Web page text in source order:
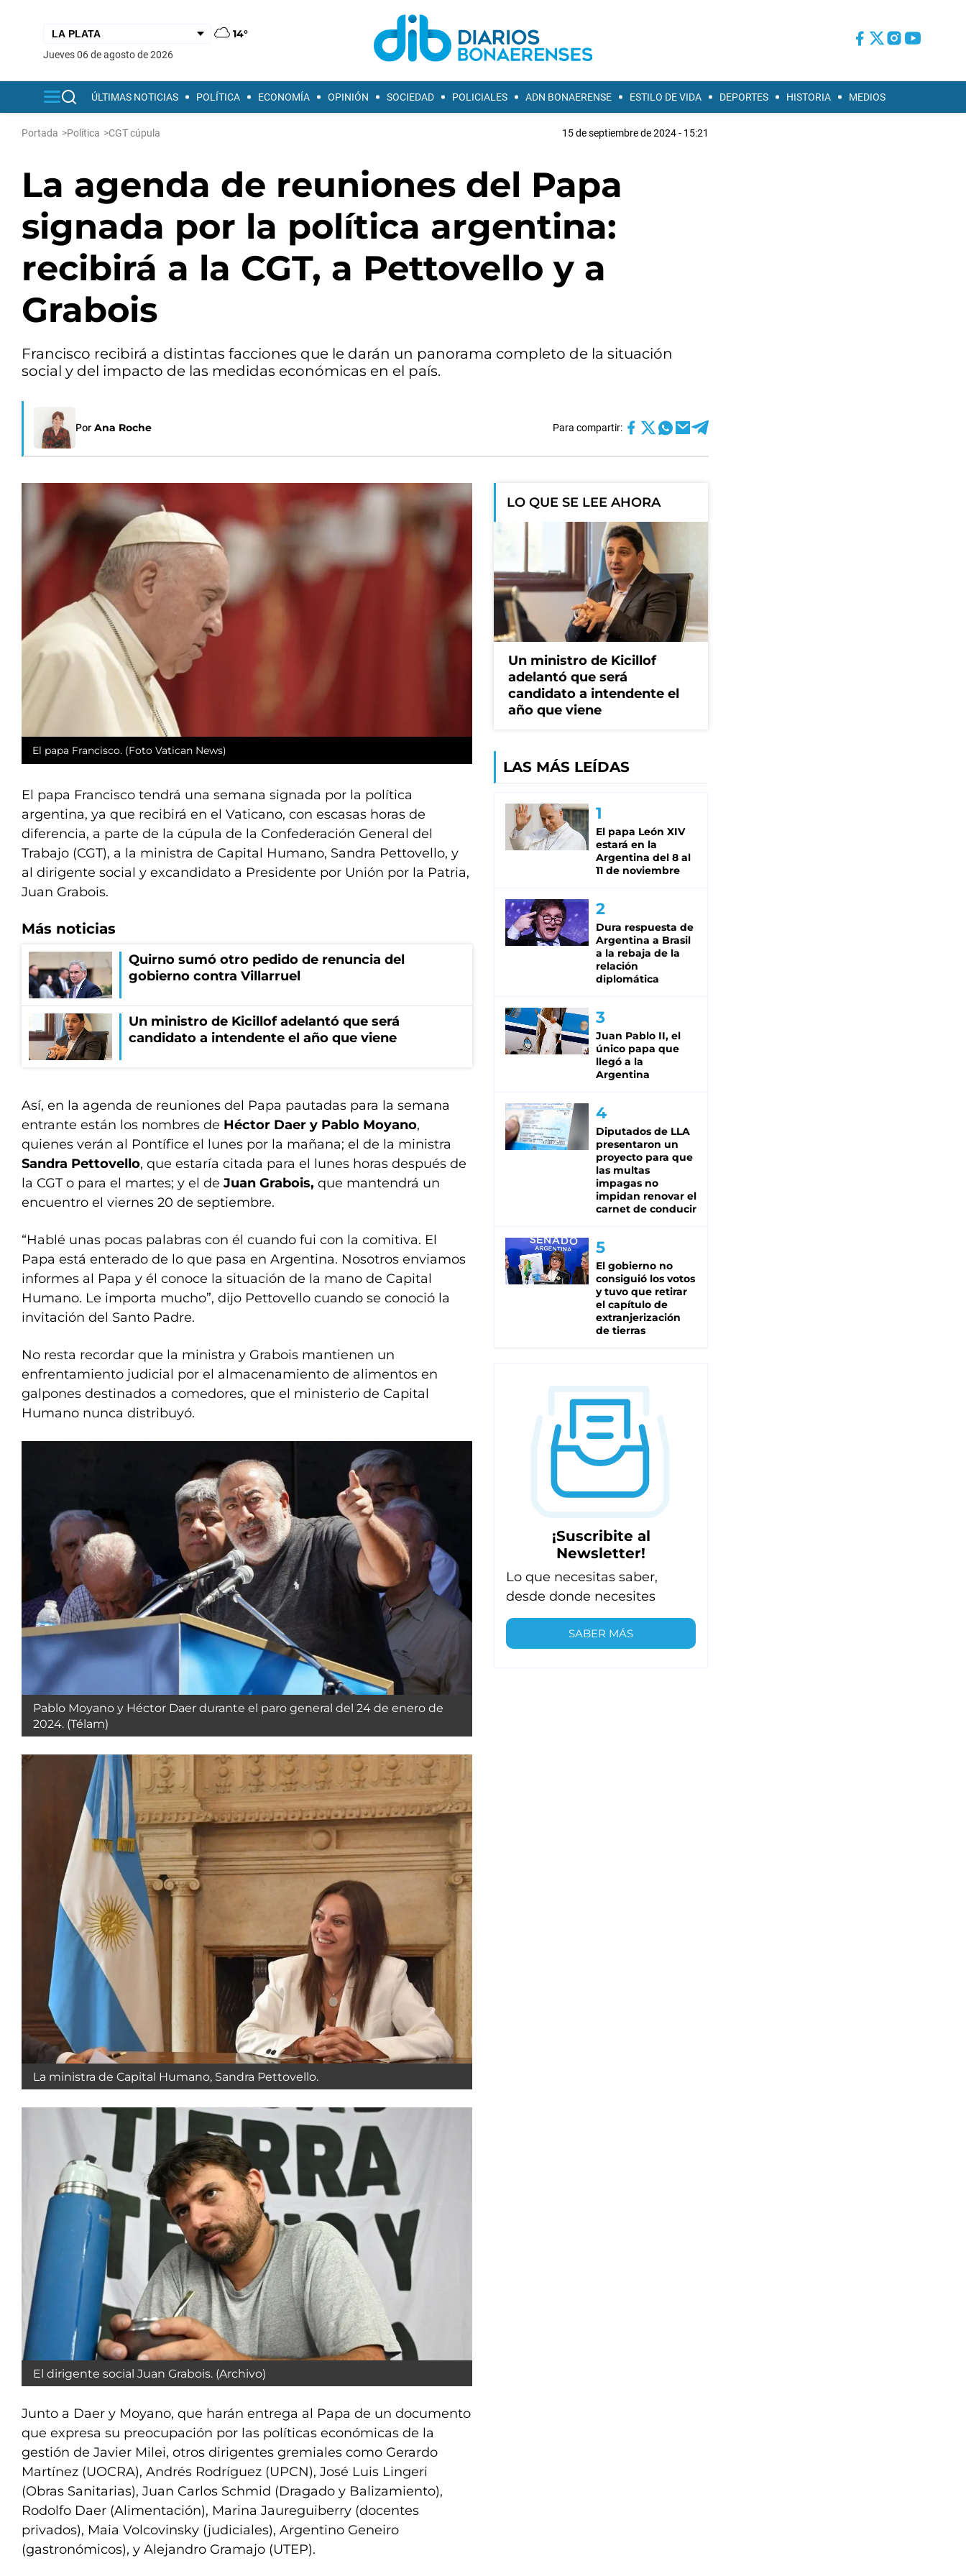
14°
jueves 06 de agosto de 2026
ÚLTIMAS NOTICIAS POLÍTICA ECONOMÍA OPINIÓN SOCIEDAD POLICIALES ADN BONAERENSE ESTILO DE VIDA DEPORTES HISTORIA MEDIOS
Portada >Política >CGT cúpula 15 de septiembre de 2024 - 15:21
La agenda de reuniones del Papa
signada por la política argentina:
recibirá a la CGT, a Pettovello y a
Grabois
Francisco recibirá a distintas facciones que le darán un panorama completo de la situación
social y del impacto de las medidas económicas en el país.
Por Ana Roche Para compartir:
El papa Francisco. (Foto Vatican News)
El papa Francisco tendrá una semana signada por la política
argentina, ya que recibirá en el Vaticano, con escasas horas de
diferencia, a parte de la cúpula de la Confederación General del
Trabajo (CGT), a la ministra de Capital Humano, Sandra Pettovello, y
al dirigente social y excandidato a Presidente por Unión por la Patria,
Juan Grabois.
Más noticias
Quirno sumó otro pedido de renuncia del
gobierno contra Villarruel
Un ministro de Kicillof adelantó que será
candidato a intendente el año que viene
Así, en la agenda de reuniones del Papa pautadas para la semana
entrante están los nombres de Héctor Daer y Pablo Moyano,
quienes verán al Pontífice el lunes por la mañana; el de la ministra
Sandra Pettovello, que estaría citada para el lunes horas después de
la CGT o para el martes; y el de Juan Grabois, que mantendrá un
encuentro el viernes 20 de septiembre.
“Hablé unas pocas palabras con él cuando fui con la comitiva. El
Papa está enterado de lo que pasa en Argentina. Nosotros enviamos
informes al Papa y él conoce la situación de la mano de Capital
Humano. Le importa mucho”, dijo Pettovello cuando se conoció la
invitación del Santo Padre.
No resta recordar que la ministra y Grabois mantienen un
enfrentamiento judicial por el almacenamiento de alimentos en
galpones destinados a comedores, que el ministerio de Capital
Humano nunca distribuyó.
Pablo Moyano y Héctor Daer durante el paro general del 24 de enero de
2024. (Télam)
La ministra de Capital Humano, Sandra Pettovello.
El dirigente social Juan Grabois. (Archivo)
Junto a Daer y Moyano, que harán entrega al Papa de un documento
que expresa su preocupación por las políticas económicas de la
gestión de Javier Milei, otros dirigentes gremiales como Gerardo
Martínez (UOCRA), Andrés Rodríguez (UPCN), José Luis Lingeri
(Obras Sanitarias), Juan Carlos Schmid (Dragado y Balizamiento),
Rodolfo Daer (Alimentación), Marina Jaureguiberry (docentes
privados), Maia Volcovinsky (judiciales), Argentino Geneiro
(gastronómicos), y Alejandro Gramajo (UTEP).
LO QUE SE LEE AHORA
Un ministro de Kicillof
adelantó que será
candidato a intendente el
año que viene
LAS MÁS LEÍDAS
El papa León XIV
estará en la
Argentina del 8 al
11 de noviembre
Dura respuesta de
Argentina a Brasil
a la rebaja de la
relación
diplomática
Juan Pablo II, el
único papa que
llegó a la
Argentina
Diputados de LLA
presentaron un
proyecto para que
las multas
impagas no
impidan renovar el
carnet de conducir
El gobierno no
consiguió los votos
y tuvo que retirar
el capítulo de
extranjerización
de tierras
¡Suscribite al
Newsletter!
Lo que necesitas saber,
desde donde necesites
SABER MÁS